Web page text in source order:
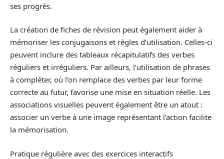
ses progrès.
La création de fiches de révision peut également aider à
mémoriser les conjugaisons et règles d’utilisation. Celles-ci
peuvent inclure des tableaux récapitulatifs des verbes
réguliers et irréguliers. Par ailleurs, l’utilisation de phrases
à compléter, où l’on remplace des verbes par leur forme
correcte au futur, favorise une mise en situation réelle. Les
associations visuelles peuvent également être un atout :
associer un verbe à une image représentant l’action facilite
la mémorisation.
Pratique régulière avec des exercices interactifs